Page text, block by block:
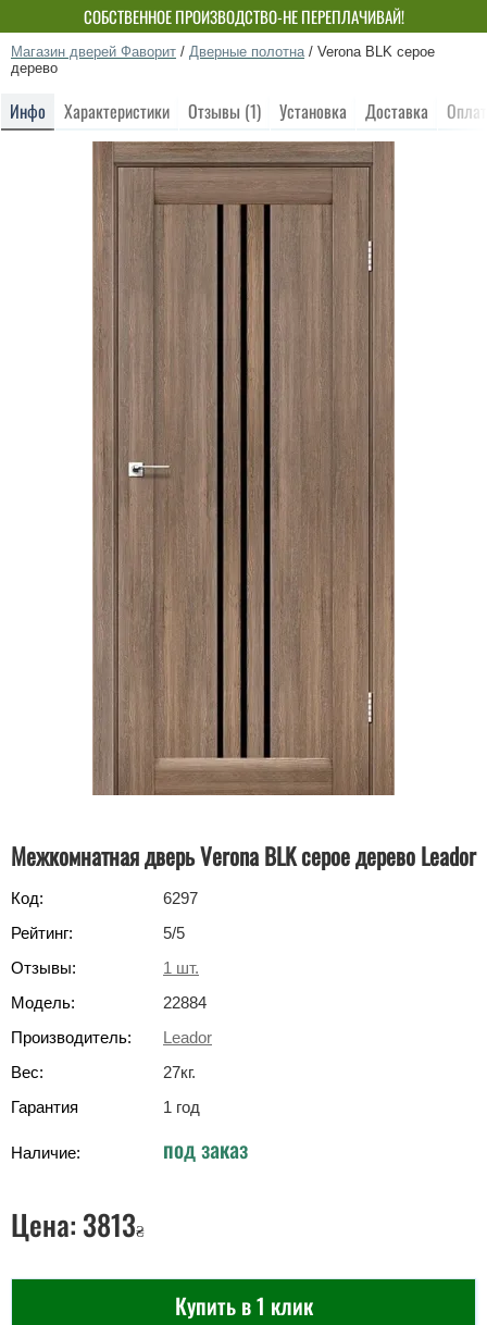
СОБСТВЕННОЕ ПРОИЗВОДСТВО-НЕ ПЕРЕПЛАЧИВАЙ!
Магазин дверей Фаворит / Дверные полотна / Verona BLK серое
дерево
Инфо Характеристики Отзывы (1) Установка Доставка
Межкомнатная дверь Verona BLK серое дерево Leador
Код:
6297
Рейтинг:
5/5
Отзывы:
1 шт.
Модель:
22884
Производитель:
Leador
Вес:
27кг.
Гарантия
1 год
Наличие: под заказ
Цена: 3813₴
Купить в 1 клик